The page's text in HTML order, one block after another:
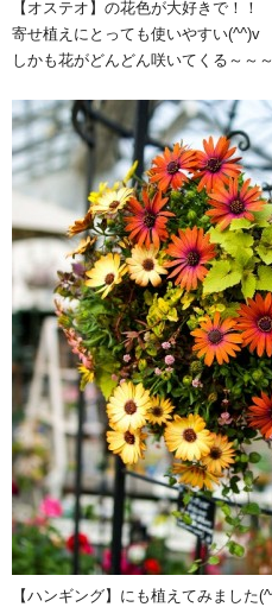
【オステオ】の花色が大好きで！！
寄せ植えにとっても使いやすい(^^)v
しかも花がどんどん咲いてくる～～～
【ハンギング】にも植えてみました